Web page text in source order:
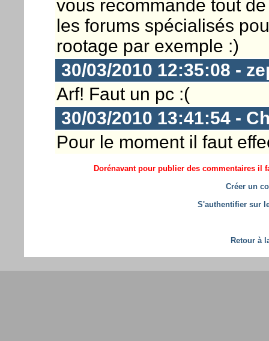
vous recommande tout
les forums spécialisés
rootage par exemple :)
30/03/2010 12:35:08 -
Arf! Faut un pc :(
30/03/2010 13:41:54 -
Pour le moment il faut
Dorénavant pour publier des commentaires il
Créer un
S'authentifier sur
Retour à